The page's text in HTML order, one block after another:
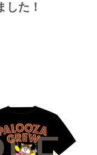
した！